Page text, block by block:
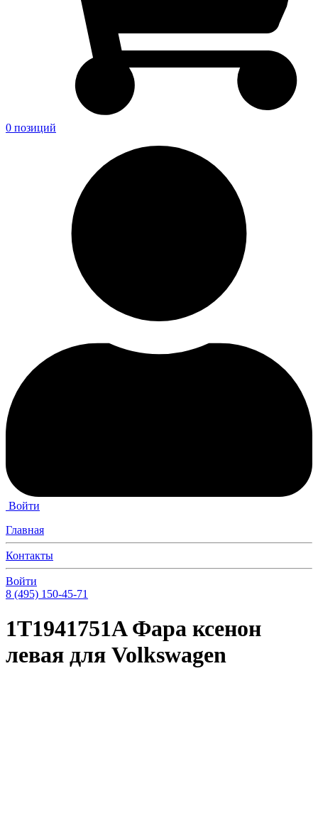
0 позиций
Войти
Главная
Контакты
Войти
8 (495) 150-45-71
1T1941751A Фара ксенон
левая для Volkswagen